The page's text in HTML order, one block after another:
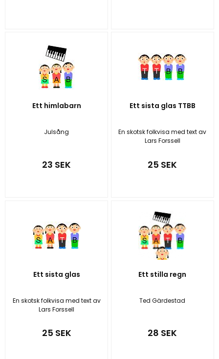
Ett himlabarn
Julsång
23 SEK
Ett sista glas TTBB
En skotsk folkvisa med text av
Lars Forssell
25 SEK
Ett sista glas
En skotsk folkvisa med text av
Lars Forssell
25 SEK
Ett stilla regn
Ted Gärdestad
28 SEK